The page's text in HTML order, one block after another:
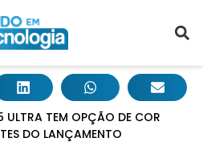
ULTRA TEM OPÇÃO DE COR
DO LANÇAMENTO